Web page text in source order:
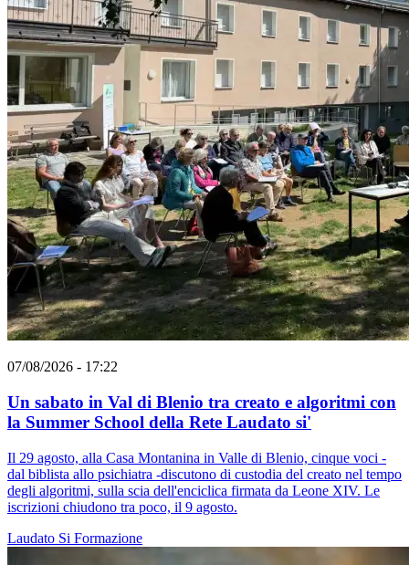
07/08/2026 - 17:22
Un sabato in Val di Blenio tra creato e algoritmi con
la Summer School della Rete Laudato si'
Il 29 agosto, alla Casa Montanina in Valle di Blenio, cinque voci -
dal biblista allo psichiatra -discutono di custodia del creato nel tempo
degli algoritmi, sulla scia dell'enciclica firmata da Leone XIV. Le
iscrizioni chiudono tra poco, il 9 agosto.
Laudato Si Formazione